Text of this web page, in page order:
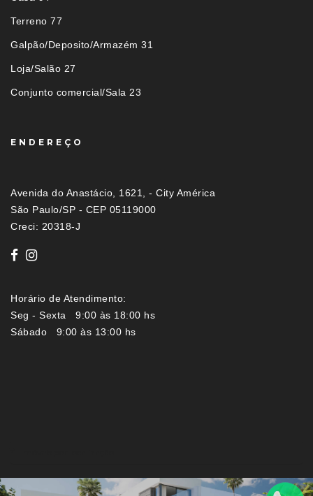
Terreno 77
Galpão/Deposito/Armazém 31
Loja/Salão 27
Conjunto comercial/Sala 23
ENDEREÇO
Avenida do Anastácio, 1621, - City América
São Paulo/SP - CEP 05119000
Creci: 20318-J
Horário de Atendimento:
Seg - Sexta 9:00 às 18:00 hs
Sábado 9:00 às 13:00 hs